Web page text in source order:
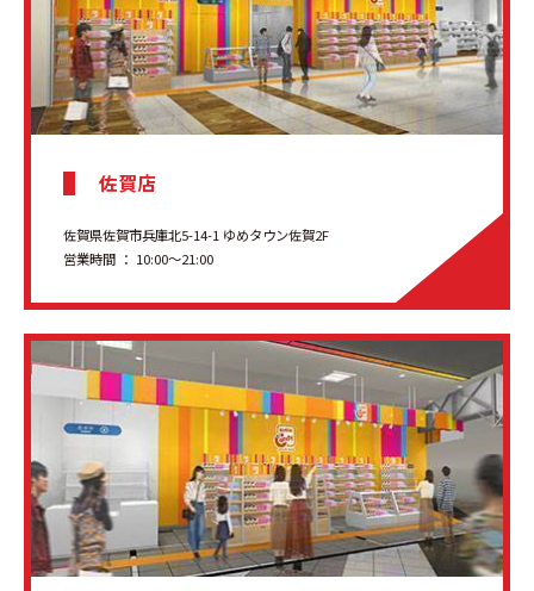
佐賀店
佐賀県佐賀市兵庫北5-14-1 ゆめタウン佐賀2F
営業時間 ： 10:00～21:00